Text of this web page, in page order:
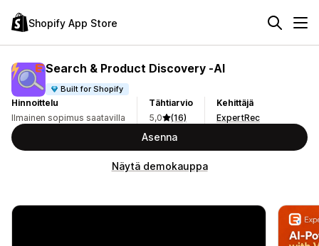
Shopify App Store
Search & Product Discovery ‑AI
Built for Shopify
Hinnoittelu
Ilmainen sopimus saatavilla
Tähtiarvio
5,0
(16)
Kehittäjä
ExpertRec
Asenna
Näytä demokauppa